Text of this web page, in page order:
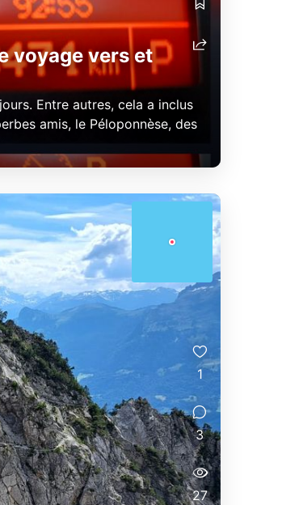
voyage vers et
Entre autres, cela a inclus
amis, le Péloponnèse, des
1
3
27